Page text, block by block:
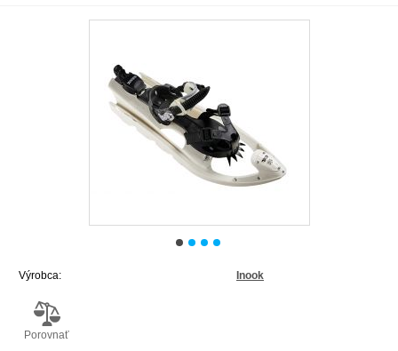
Výrobca: Inook
Porovnať